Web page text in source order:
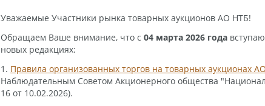
Уважаемые Участники рынка товарных аукционов АО НТБ!
Обращаем Ваше внимание, что с 04 марта 2026 года
новых редакциях:
1. Правила организованных торгов на товарных аукционах
Наблюдательным Советом Акционерного общества
16 от 10.02.2026).